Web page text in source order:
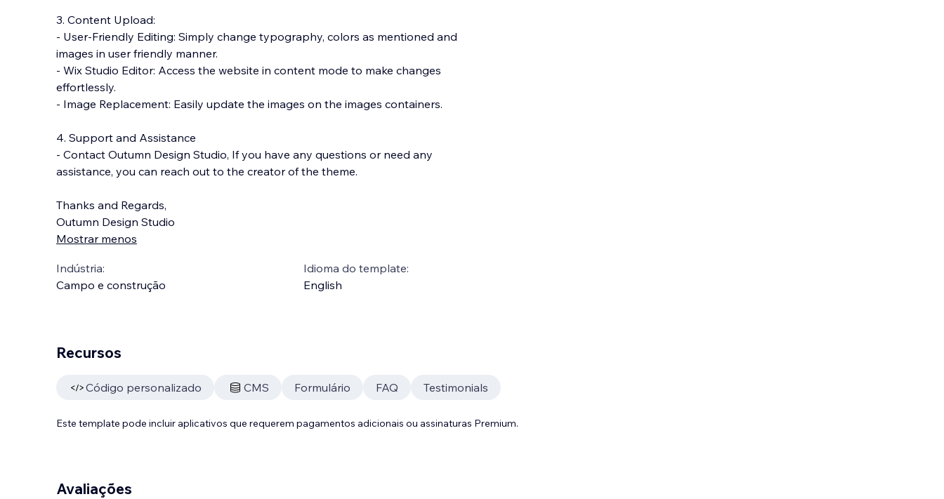
3. Content Upload:
- User-Friendly Editing: Simply change typography, colors as mentioned and
images in user friendly manner.
- Wix Studio Editor: Access the website in content mode to make changes
effortlessly.
- Image Replacement: Easily update the images on the images containers.
4. Support and Assistance
- Contact Outumn Design Studio, If you have any questions or need any
assistance, you can reach out to the creator of the theme.
Thanks and Regards,
Outumn Design Studio
Mostrar menos
Indústria:
Campo e construção
Idioma do template:
English
Recursos
Código personalizado CMS Formulário FAQ Testimonials
Este template pode incluir aplicativos que requerem pagamentos adicionais ou assinaturas Premium.
Avaliações